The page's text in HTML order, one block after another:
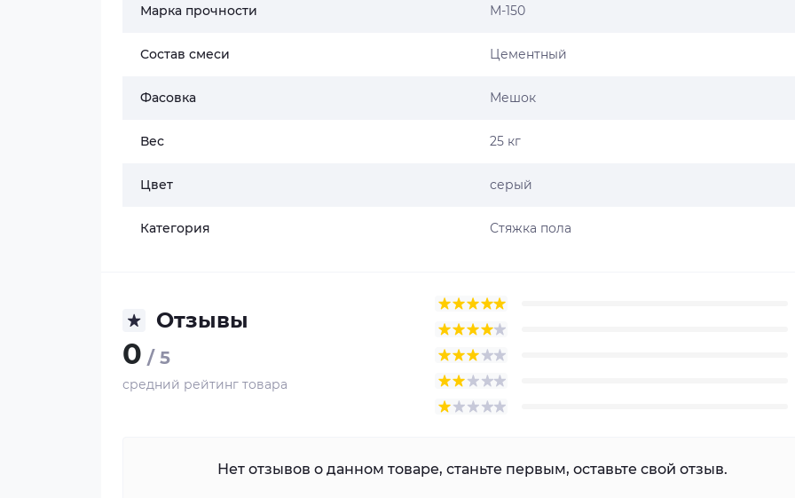
Марка прочности М-150
Состав смеси Цементный
Фасовка Мешок
Вес 25 кг
Цвет серый
Категория Стяжка пола
Отзывы
0 / 5
средний рейтинг товара
Нет отзывов о данном товаре, станьте первым, оставьте свой отзыв.